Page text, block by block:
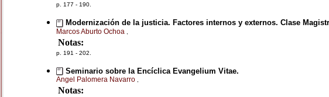
p. 177 - 190.
Modernización de la justicia. Factores internos y externos. Clase
Marcos Aburto Ochoa
Notas:
p. 191 - 202.
Seminario sobre la Encíclica Evangelium Vitae.
Angel Palomera Navarro ,
Notas: